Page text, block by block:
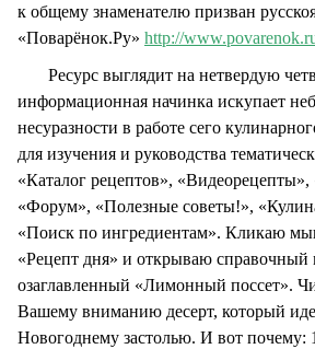
к общему знаменателю призван
«Поварёнок.Ру» http://
Ресурс выглядит на нетвердую
информационная начинка искупает
несуразности в работе сего
для изучения и руководства
«Каталог рецептов»,
«Форум», «Полезные советы!»,
«Поиск по ингредиентам». Кликаю
«Рецепт дня» и открываю справочный
озаглавленный «Лимонный поссет».
Вашему вниманию десерт, который
Новогоднему застолью. И вот почему: